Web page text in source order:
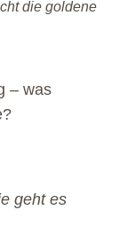
die goldene
– was
geht es